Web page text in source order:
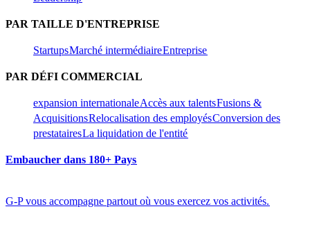
PAR TAILLE D'ENTREPRISE​​
Startups​​Marché intermédiaire​​Entreprise​​
PAR DÉFI COMMERCIAL​​
expansion internationale​​Accès aux talents​​Fusions &
Acquisitions​​Relocalisation des employés​​Conversion des
prestataires​​La liquidation de l'entité​​
Embaucher dans 180+ Pays​​
G-P vous accompagne partout où vous exercez vos activités.​​